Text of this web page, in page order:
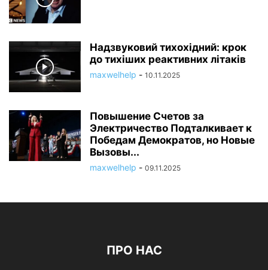
Надзвуковий тихохідний: крок
до тихіших реактивних літаків
maxwelhelp - 10.11.2025
Повышение Счетов за
Электричество Подталкивает к
Победам Демократов, но Новые
Вызовы...
maxwelhelp - 09.11.2025
ПРО НАС